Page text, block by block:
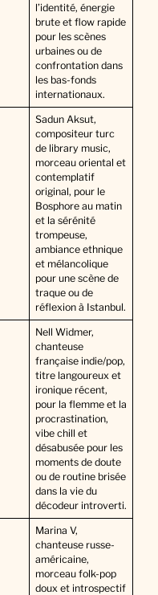
l’identité, énergie
brute et flow rapide
pour les scènes
urbaines ou de
confrontation dans
les bas-fonds
internationaux.
Sadun Aksut,
compositeur turc
de library music,
morceau oriental et
contemplatif
original, pour le
Bosphore au matin
et la sérénité
trompeuse,
ambiance ethnique
et mélancolique
pour une scène de
traque ou de
réflexion à Istanbul.
Nell Widmer,
chanteuse
française indie/pop,
titre langoureux et
ironique récent,
pour la flemme et la
procrastination,
vibe chill et
désabusée pour les
moments de doute
ou de routine brisée
dans la vie du
décodeur introverti.
Marina V,
chanteuse russe-
américaine,
morceau folk-pop
doux et introspectif